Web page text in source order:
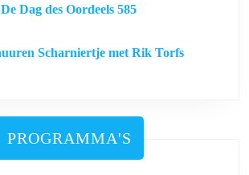
De Dag des Oordeels 585
Scharniertje met Rik Torfs
PROGRAMMA'S